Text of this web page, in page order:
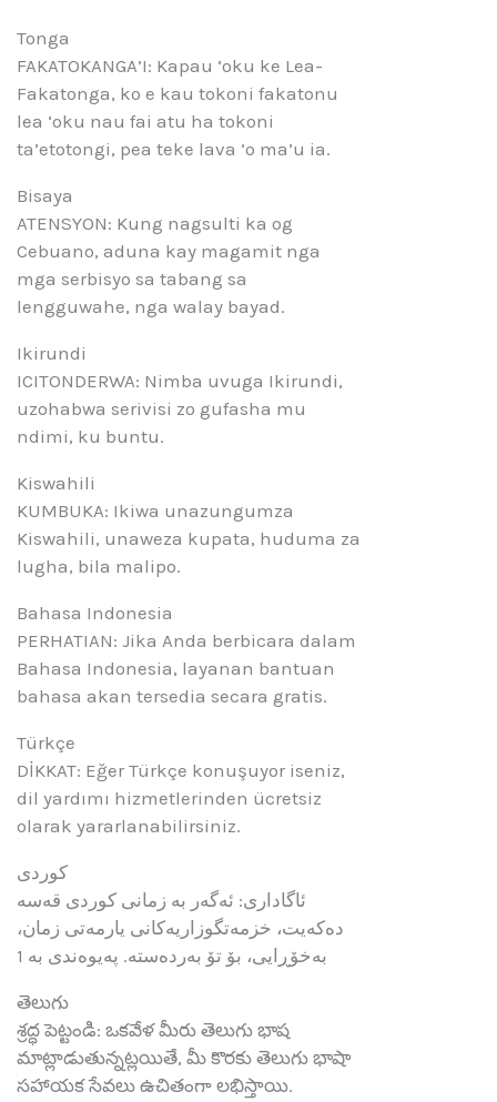
Tonga
FAKATOKANGA’I: Kapau ‘oku ke Lea-
Fakatonga, ko e kau tokoni fakatonu
lea ‘oku nau fai atu ha tokoni
ta’etotongi, pea teke lava ‘o ma’u ia.
Bisaya
ATENSYON: Kung nagsulti ka og
Cebuano, aduna kay magamit nga
mga serbisyo sa tabang sa
lengguwahe, nga walay bayad.
Ikirundi
ICITONDERWA: Nimba uvuga Ikirundi,
uzohabwa serivisi zo gufasha mu
ndimi, ku buntu.
Kiswahili
KUMBUKA: Ikiwa unazungumza
Kiswahili, unaweza kupata, huduma za
lugha, bila malipo.
Bahasa Indonesia
PERHATIAN: Jika Anda berbicara dalam
Bahasa Indonesia, layanan bantuan
bahasa akan tersedia secara gratis.
Türkçe
DİKKAT: Eğer Türkçe konuşuyor iseniz,
dil yardımı hizmetlerinden ücretsiz
olarak yararlanabilirsiniz.
کوردی
ئاگاداری: ئەگەر بە زمانی کوردی قەسە
دەکەیت، خزمەتگوزاریەکانی یارمەتی زمان،
بەخۆڕایی، بۆ تۆ بەردەستە. پەیوەندی بە 1
తెలుగు
శ్రద్ధ పెట్టండి: ఒకవేళ మీరు తెలుగు భాష
మాట్లాడుతున్నట్లయితే, మీ కొరకు తెలుగు భాషా
సహాయక సేవలు ఉచితంగా లభిస్తాయి.